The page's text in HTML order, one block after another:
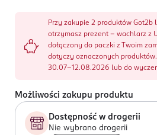
Przy zakupie 2 produktów Got2b
otrzymasz prezent - wachlarz z
dołączony do paczki z Twoim
dotyczy oznaczonych
30.07-12.08.2026 lub do
Możliwości zakupu produktu
Dostępność w drogerii
Nie wybrano drogerii